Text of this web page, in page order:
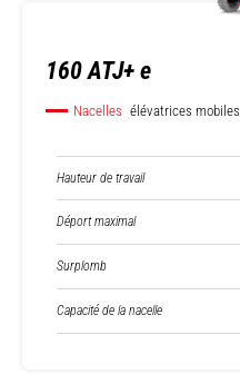
160 ATJ+ e
Nacelles élévatrices mobiles
Hauteur de travail
Déport maximal
Surplomb
Capacité de la nacelle